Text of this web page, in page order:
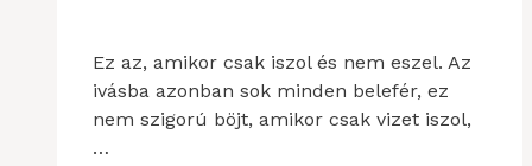
Ez az, amikor csak iszol és nem eszel. Az
ivásba azonban sok minden belefér, ez
nem szigorú böjt, amikor csak vizet iszol,
…